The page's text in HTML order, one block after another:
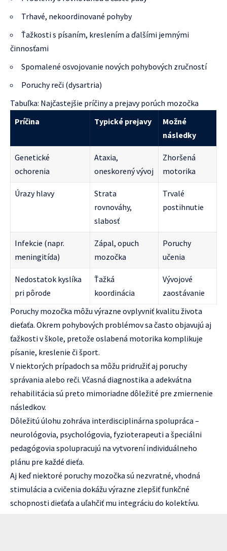
Trhavé, nekoordinované pohyby
Ťažkosti s písaním, kreslením a ďalšími jemnými
činnosťami
Spomalené osvojovanie nových pohybových zručností
Poruchy reči (dysartria)
Tabuľka: Najčastejšie príčiny a prejavy porúch mozočka
Príčina
Typické prejavy
Možné
následky
Genetické
ochorenia
Ataxia,
oneskorený vývoj
Zhoršená
motorika
Úrazy hlavy
Strata
rovnováhy,
slabosť
Trvalé
postihnutie
Infekcie (napr.
meningitída)
Zápal, opuch
mozočka
Poruchy
učenia
Nedostatok kyslíka
pri pôrode
Ťažká
koordinácia
Vývojové
zaostávanie
Poruchy mozočka môžu výrazne ovplyvniť kvalitu života
dieťaťa. Okrem pohybových problémov sa často objavujú aj
ťažkosti v škole, pretože oslabená motorika komplikuje
písanie, kreslenie či šport.
V niektorých prípadoch sa môžu pridružiť aj poruchy
správania alebo reči. Včasná diagnostika a adekvátna
rehabilitácia sú preto mimoriadne dôležité pre zmiernenie
následkov.
Dôležitú úlohu zohráva interdisciplinárna spolupráca –
neurológovia, psychológovia, fyzioterapeuti a špeciálni
pedagógovia spolupracujú na vytvorení individuálneho
plánu pre každé dieťa.
Aj keď niektoré poruchy mozočka sú nezvratné, vhodná
stimulácia a cvičenia dokážu výrazne zlepšiť funkčné
schopnosti dieťaťa a uľahčiť mu integráciu do kolektívu.